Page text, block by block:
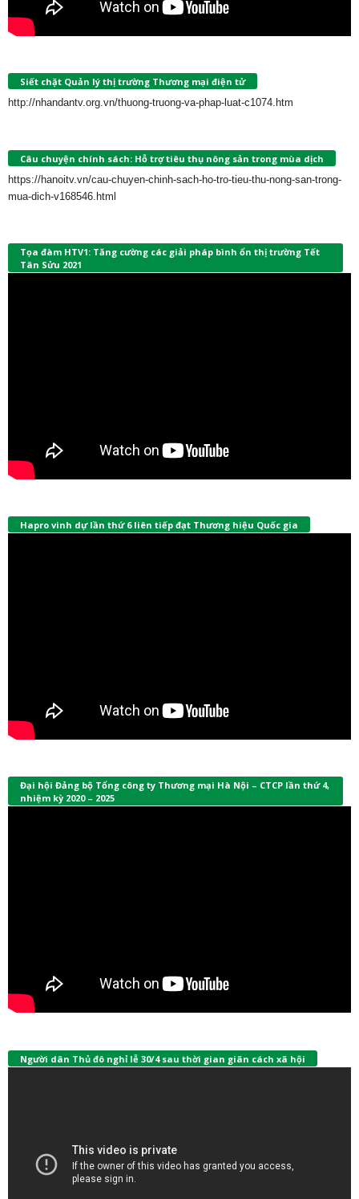
Siết chặt Quản lý thị trường Thương mại điện tử
http://nhandantv.org.vn/thuong-truong-va-phap-luat-c1074.htm
Câu chuyện chính sách: Hỗ trợ tiêu thụ nông sản trong mùa dịch
https://hanoitv.vn/cau-chuyen-chinh-sach-ho-tro-tieu-thu-nong-san-trong-
mua-dich-v168546.html
Tọa đàm HTV1: Tăng cường các giải pháp bình ổn thị trường Tết
Tân Sửu 2021
Hapro vinh dự lần thứ 6 liên tiếp đạt Thương hiệu Quốc gia
Đại hội Đảng bộ Tổng công ty Thương mại Hà Nội – CTCP lần thứ 4,
nhiệm kỳ 2020 – 2025
Người dân Thủ đô nghỉ lễ 30/4 sau thời gian giãn cách xã hội